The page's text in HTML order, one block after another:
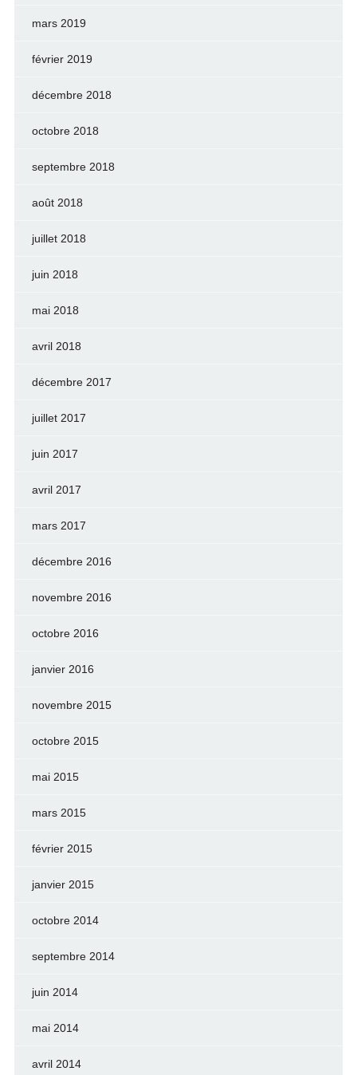
mars 2019
février 2019
décembre 2018
octobre 2018
septembre 2018
août 2018
juillet 2018
juin 2018
mai 2018
avril 2018
décembre 2017
juillet 2017
juin 2017
avril 2017
mars 2017
décembre 2016
novembre 2016
octobre 2016
janvier 2016
novembre 2015
octobre 2015
mai 2015
mars 2015
février 2015
janvier 2015
octobre 2014
septembre 2014
juin 2014
mai 2014
avril 2014